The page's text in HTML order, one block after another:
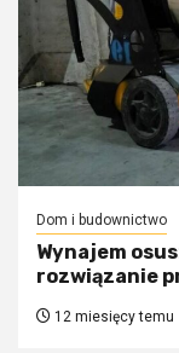
Dom i budownictwo
Wynajem
rozwiązanie
12 miesięcy temu